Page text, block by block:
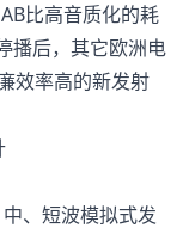
比高音质化的耗
播后，其它欧洲电
效率高的新发射
、短波模拟式发